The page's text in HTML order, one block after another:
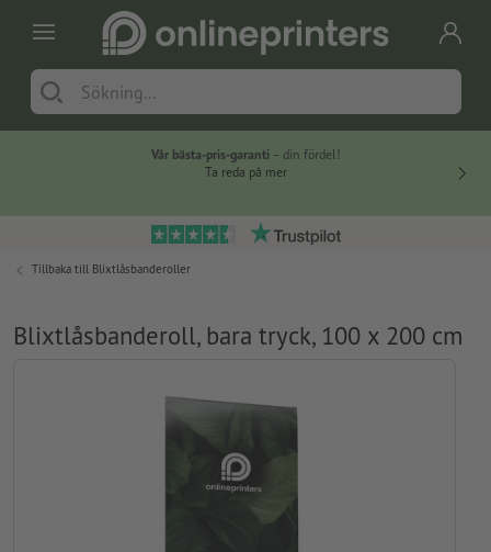
Vår bästa-pris-garanti – din fördel!
Ta reda på mer
Tillbaka till Blixtlåsbanderoller
Blixtlåsbanderoll, bara tryck, 100 x 200 cm